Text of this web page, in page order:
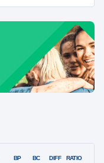
BP BC DIFF RATIO